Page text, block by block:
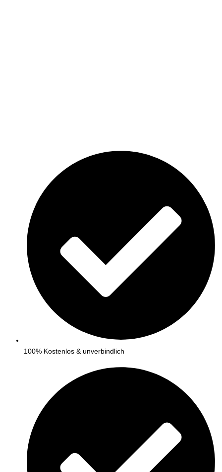
100% Kostenlos & unverbindlich